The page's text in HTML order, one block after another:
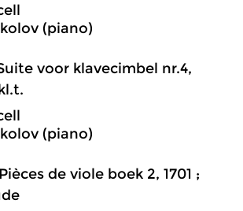
(piano)
voor klavecimbel nr.4,
(piano)
de viole boek 2, 1701 ;